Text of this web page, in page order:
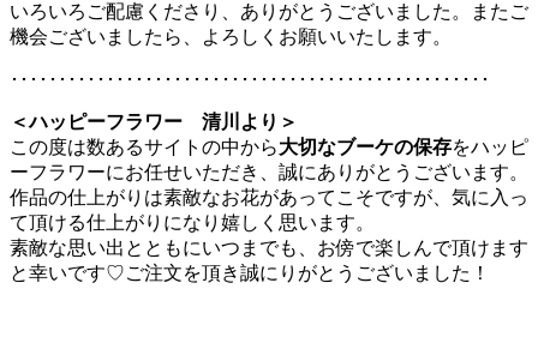
いろいろご配慮くださり、ありがとうございました。またご
機会ございましたら、よろしくお願いいたします。
･･････････････････････････････････････････････････
＜ハッピーフラワー 清川より＞
この度は数あるサイトの中から大切なブーケの保存をハッピ
ーフラワーにお任せいただき、誠にありがとうございます。
作品の仕上がりは素敵なお花があってこそですが、気に入っ
て頂ける仕上がりになり嬉しく思います。
素敵な思い出とともにいつまでも、お傍で楽しんで頂けます
と幸いです♡ご注文を頂き誠にりがとうございました！